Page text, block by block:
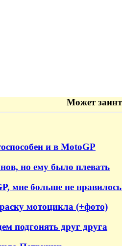
Может
и в MotoGP
но ему было плевать
мне больше не
мотоцикла (+фото)
подгонять друг друга